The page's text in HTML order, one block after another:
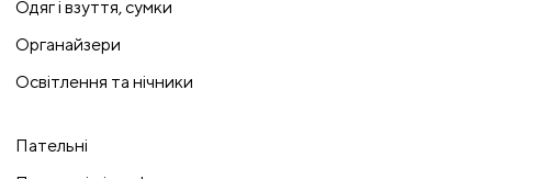
Одяг і взуття, сумки
Органайзери
Освітлення та нічники
Пательні